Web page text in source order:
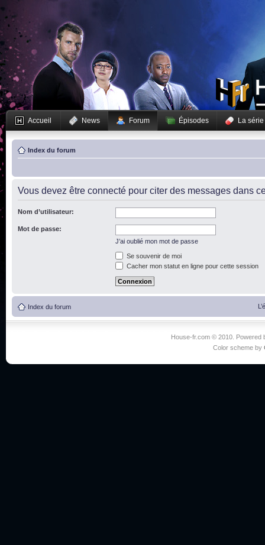
Accueil News Forum Épisodes La série
Index du forum
Vous devez être connecté pour citer des messages dans
Nom d’utilisateur:
Mot de passe:
J’ai oublié mon mot de passe
Se souvenir de moi
Cacher mon statut en ligne pour cette session
Index du forum
House-fr.com © 2010. Powered
Color scheme by